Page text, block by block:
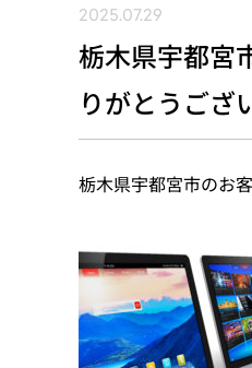
2025.07.29
栃木県宇都宮
りがとうござ
栃木県宇都宮市のお